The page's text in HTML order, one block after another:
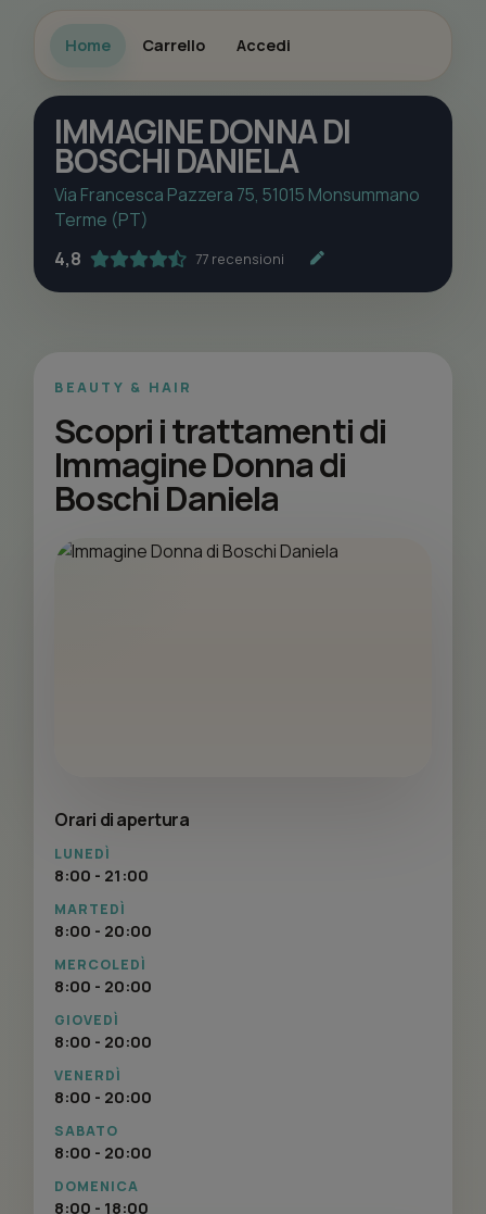
Home Carrello Accedi
IMMAGINE DONNA DI
BOSCHI DANIELA
Via Francesca Pazzera 75, 51015 Monsummano
Terme (PT)
4,8
77 recensioni
BEAUTY & HAIR
Scopri i trattamenti di
Immagine Donna di
Boschi Daniela
Orari di apertura
LUNEDÌ
8:00 - 21:00
MARTEDÌ
8:00 - 20:00
MERCOLEDÌ
8:00 - 20:00
GIOVEDÌ
8:00 - 20:00
VENERDÌ
8:00 - 20:00
SABATO
8:00 - 20:00
DOMENICA
8:00 - 18:00